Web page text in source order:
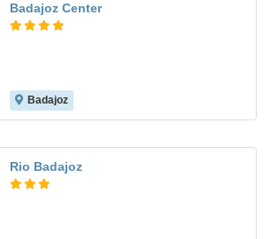
Badajoz Center
Badajoz
Rio Badajoz